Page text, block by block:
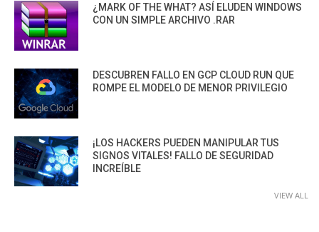
¿MARK OF THE WHAT? ASÍ ELUDEN WINDOWS
CON UN SIMPLE ARCHIVO .RAR
DESCUBREN FALLO EN GCP CLOUD RUN QUE
ROMPE EL MODELO DE MENOR PRIVILEGIO
¡LOS HACKERS PUEDEN MANIPULAR TUS
SIGNOS VITALES! FALLO DE SEGURIDAD
INCREÍBLE
VIEW ALL